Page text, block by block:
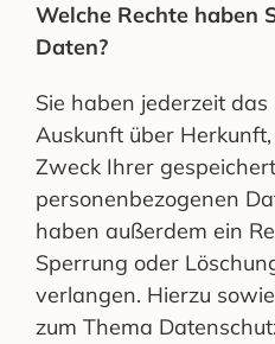
Welche Rechte haben
Daten?
Sie haben jederzeit
Auskunft über
Zweck Ihrer
personenbezogenen
haben außerdem ein
Sperrung oder
verlangen. Hierzu
zum Thema